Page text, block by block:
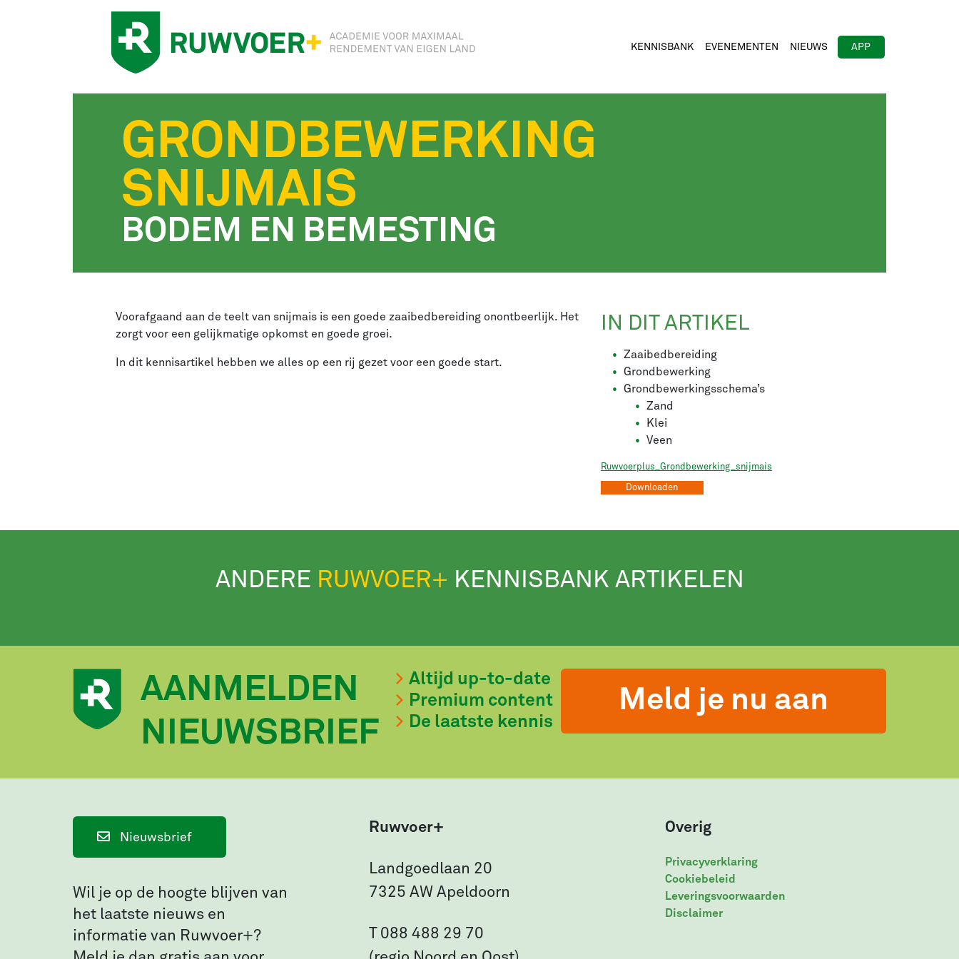
KENNISBANK EVENEMENTEN NIEUWS APP
GRONDBEWERKING
SNIJMAIS
BODEM EN BEMESTING
Voorafgaand aan de teelt van snijmais is een goede zaaibedbereiding onontbeerlijk. Het
zorgt voor een gelijkmatige opkomst en goede groei.
In dit kennisartikel hebben we alles op een rij gezet voor een goede start.
IN DIT ARTIKEL
Zaaibedbereiding
Grondbewerking
Grondbewerkingsschema’s
Zand
Klei
Veen
Ruwvoerplus_Grondbewerking_snijmais
Downloaden
ANDERE RUWVOER+ KENNISBANK ARTIKELEN
AANMELDEN
NIEUWSBRIEF
Altijd up-to-date
Premium content
De laatste kennis
Meld je nu aan
Nieuwsbrief
Wil je op de hoogte blijven van
het laatste nieuws en
informatie van Ruwvoer+?
Ruwvoer+
Landgoedlaan 20
7325 AW Apeldoorn
T 088 488 29 70
Overig
Privacyverklaring
Cookiebeleid
Leveringsvoorwaarden
Disclaimer